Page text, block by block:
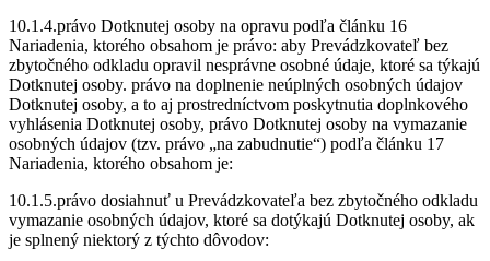
10.1.4.právo Dotknutej osoby na opravu podľa článku 16
Nariadenia, ktorého obsahom je právo: aby Prevádzkovateľ bez
zbytočného odkladu opravil nesprávne osobné údaje, ktoré sa týkajú
Dotknutej osoby. právo na doplnenie neúplných osobných údajov
Dotknutej osoby, a to aj prostredníctvom poskytnutia doplnkového
vyhlásenia Dotknutej osoby, právo Dotknutej osoby na vymazanie
osobných údajov (tzv. právo „na zabudnutie“) podľa článku 17
Nariadenia, ktorého obsahom je:
10.1.5.právo dosiahnuť u Prevádzkovateľa bez zbytočného odkladu
vymazanie osobných údajov, ktoré sa dotýkajú Dotknutej osoby, ak
je splnený niektorý z týchto dôvodov: